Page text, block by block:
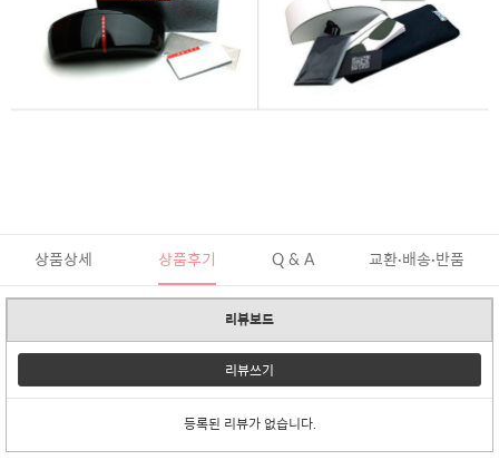
상품상세 상품후기 Q & A 교환·배송·반품
리뷰보드
리뷰쓰기
등록된 리뷰가 없습니다.